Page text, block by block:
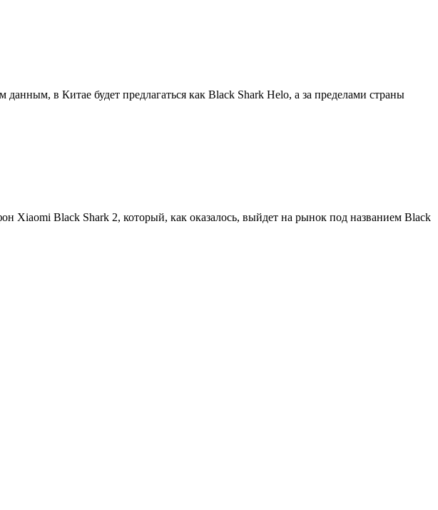
в Китае будет предлагаться как Black Shark Helo, а за пределами страны
Xiaomi Black Shark 2, который, как оказалось, выйдет на рынок под названием Black